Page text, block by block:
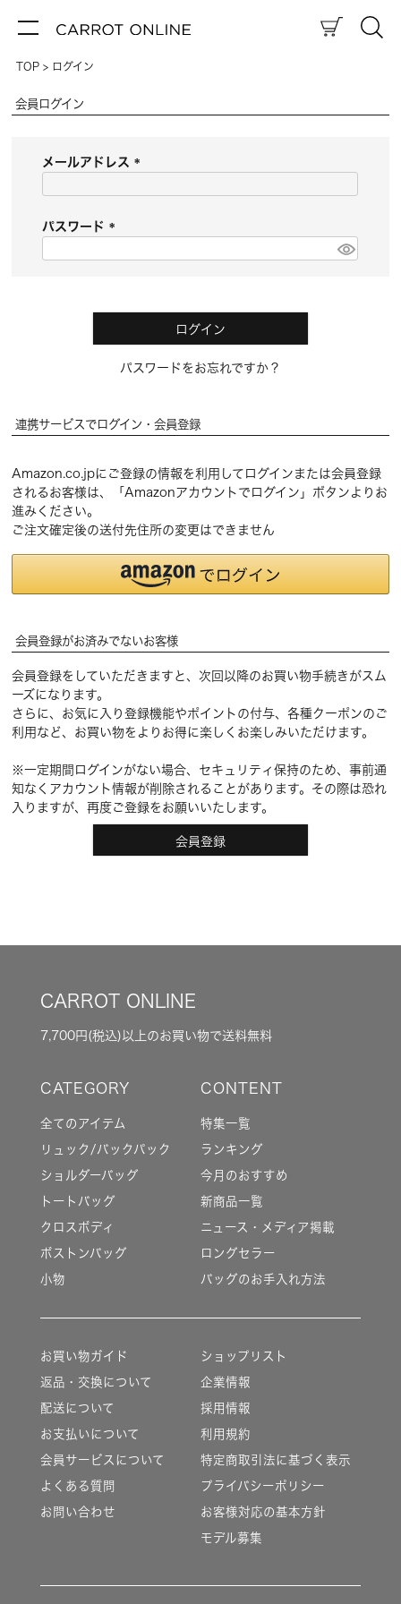
TOP ログイン
会員ログイン
メールアドレス
パスワード
ログイン
パスワードをお忘れですか？
連携サービスでログイン・会員登録
Amazon.co.jpにご登録の情報を利用してログインまたは会員登録
されるお客様は、「Amazonアカウントでログイン」ボタンよりお
進みください。
ご注文確定後の送付先住所の変更はできません
会員登録がお済みでないお客様
会員登録をしていただきますと、次回以降のお買い物手続きがスム
ーズになります。
さらに、お気に入り登録機能やポイントの付与、各種クーポンのご
利用など、お買い物をよりお得に楽しくお楽しみいただけます。
※一定期間ログインがない場合、セキュリティ保持のため、事前通
知なくアカウント情報が削除されることがあります。その際は恐れ
入りますが、再度ご登録をお願いいたします。
会員登録
CARROT ONLINE
7,700円(税込)以上のお買い物で送料無料
全てのアイテム
リュック/バックパック
ショルダーバッグ
トートバッグ
クロスボディ
ボストンバッグ
小物
特集一覧
ランキング
今月のおすすめ
新商品一覧
ニュース・メディア掲載
ロングセラー
バッグのお手入れ方法
お買い物ガイド
返品・交換について
配送について
お支払いについて
会員サービスについて
よくある質問
お問い合わせ
ショップリスト
企業情報
採用情報
利用規約
特定商取引法に基づく表示
プライバシーポリシー
お客様対応の基本方針
モデル募集